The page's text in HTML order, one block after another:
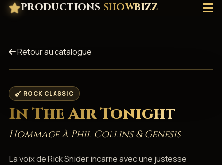
PRODUCTIONS SHOWBIZZ
Retour au catalogue
ROCK CLASSIC
In The Air Tonight
Hommage à Phil Collins & Genesis
La voix de Rick Snider incarne avec une justesse